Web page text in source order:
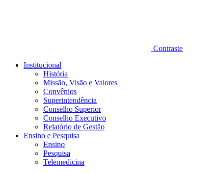
Contraste
Institucional
História
Missão, Visão e Valores
Convênios
Superintendência
Conselho Superior
Conselho Executivo
Relatório de Gestão
Ensino e Pesquisa
Ensino
Pesquisa
Telemedicina